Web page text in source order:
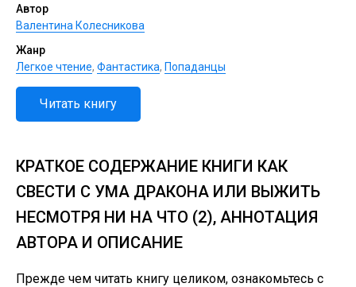
Автор
Валентина Колесникова
Жанр
Легкое чтение, Фантастика, Попаданцы
Читать книгу
КРАТКОЕ СОДЕРЖАНИЕ КНИГИ КАК
СВЕСТИ С УМА ДРАКОНА ИЛИ ВЫЖИТЬ
НЕСМОТРЯ НИ НА ЧТО (2), АННОТАЦИЯ
АВТОРА И ОПИСАНИЕ
Прежде чем читать книгу целиком, ознакомьтесь с